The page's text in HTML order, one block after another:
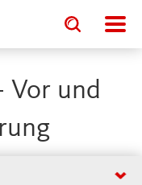
Toggle
search
input
Toggle
search
input
Vor und